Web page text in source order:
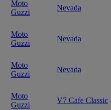
Moto
Guzzi
Nevada
Moto
Guzzi
Nevada
Moto
Guzzi
Nevada
Moto
Guzzi
V7 Cafe Classic